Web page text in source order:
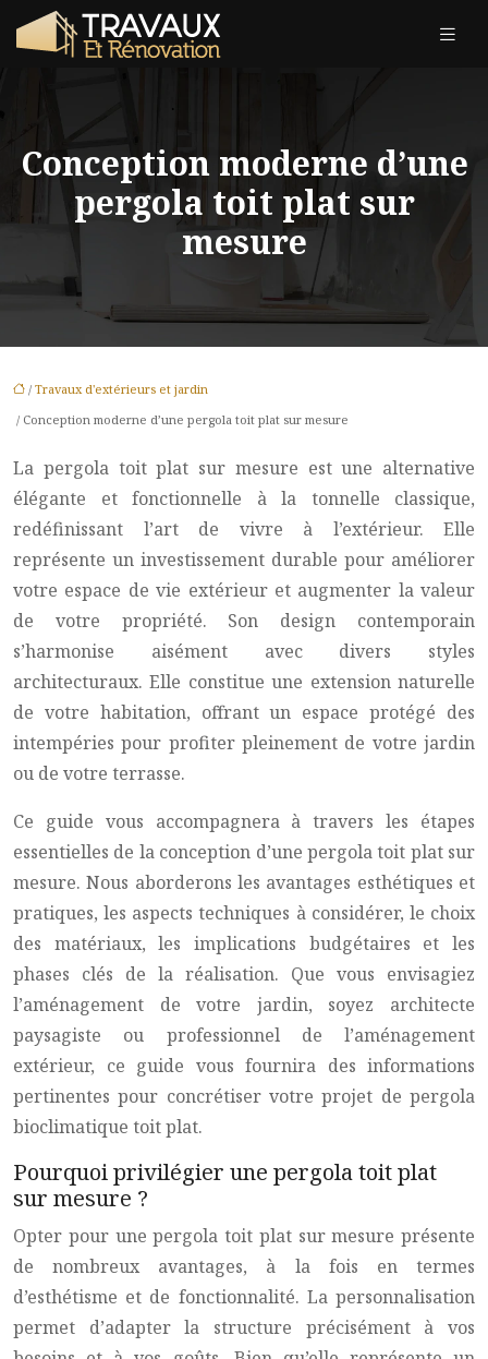
Conception moderne d’une
pergola toit plat sur
mesure
/ Travaux d'extérieurs et jardin
/ Conception moderne d’une pergola toit plat sur mesure
La pergola toit plat sur mesure est une alternative
élégante et fonctionnelle à la tonnelle classique,
redéfinissant l’art de vivre à l’extérieur. Elle
représente un investissement durable pour améliorer
votre espace de vie extérieur et augmenter la valeur
de votre propriété. Son design contemporain
s’harmonise aisément avec divers styles
architecturaux. Elle constitue une extension naturelle
de votre habitation, offrant un espace protégé des
intempéries pour profiter pleinement de votre jardin
ou de votre terrasse.
Ce guide vous accompagnera à travers les étapes
essentielles de la conception d’une pergola toit plat sur
mesure. Nous aborderons les avantages esthétiques et
pratiques, les aspects techniques à considérer, le choix
des matériaux, les implications budgétaires et les
phases clés de la réalisation. Que vous envisagiez
l’aménagement de votre jardin, soyez architecte
paysagiste ou professionnel de l’aménagement
extérieur, ce guide vous fournira des informations
pertinentes pour concrétiser votre projet de pergola
bioclimatique toit plat.
Pourquoi privilégier une pergola toit plat
sur mesure ?
Opter pour une pergola toit plat sur mesure présente
de nombreux avantages, à la fois en termes
d’esthétisme et de fonctionnalité. La personnalisation
permet d’adapter la structure précisément à vos